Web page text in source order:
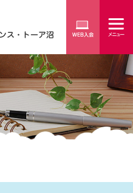
ス・トーア沼